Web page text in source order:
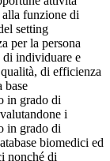
alla funzione di
setting
per la persona
di individuare e
di efficienza
base
in grado di
i
in grado di
biomedici ed
nonché di